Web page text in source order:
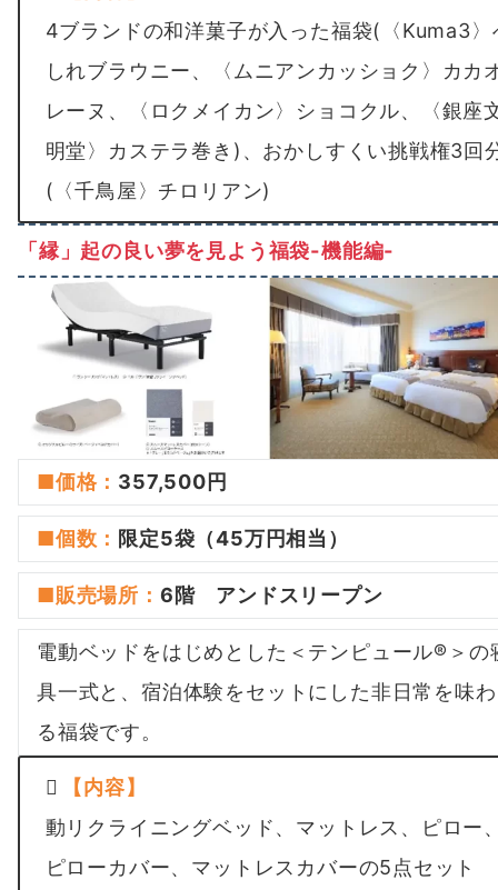
4ブランドの和洋菓子が入った福袋(〈Kuma3〉
しれブラウニー、〈ムニアンカッショク〉カカ
レーヌ、〈ロクメイカン〉ショコクル、〈銀座
明堂〉カステラ巻き)、おかしすくい挑戦権3回
(〈千鳥屋〉チロリアン)
「縁」起の良い夢を見よう福袋-機能編-
■価格： 357,500円
■個数 ： 限定5袋（45万円相当）
■販売場所 ： 6階 アンドスリープン
電動ベッドをはじめとした＜テンピュール®＞の
具一式と、宿泊体験をセットにした非日常を味
る福袋です。
【内容】
動リクライニングベッド、マットレス、ピロー
ピローカバー、マットレスカバーの5点セット